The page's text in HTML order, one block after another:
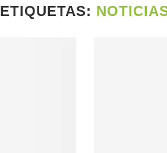
ETIQUETAS: